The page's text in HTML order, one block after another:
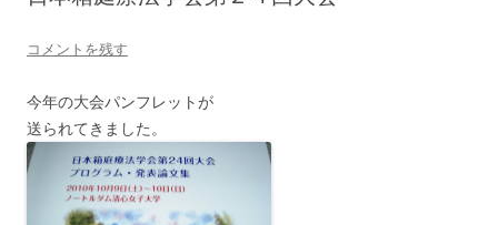
コメントを残す
今年の大会パンフレットが
送られてきました。